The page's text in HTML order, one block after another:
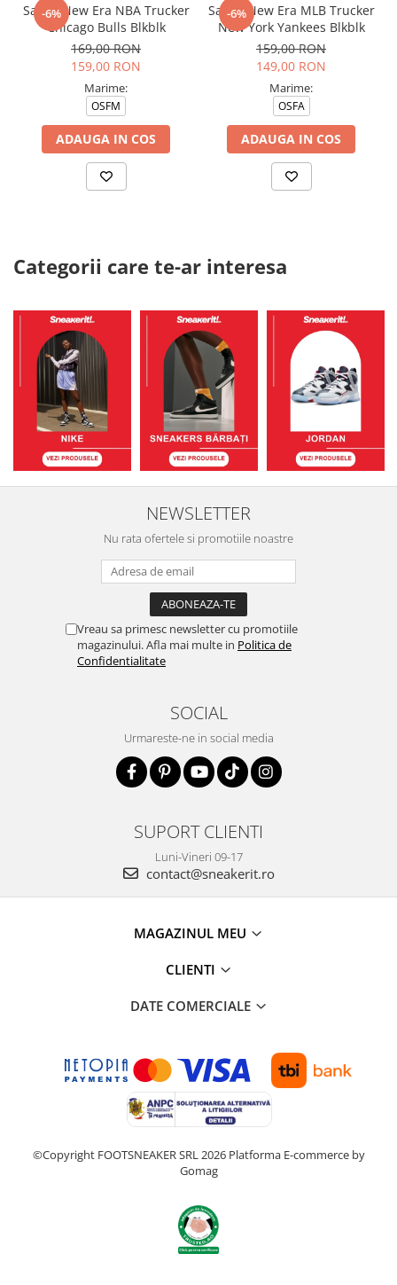
-6%
Sapca New Era NBA Trucker
Chicago Bulls Blkblk
169,00 RON
159,00 RON
Marime:
OSFM
ADAUGA IN COS
-6%
Sapca New Era MLB Trucker
New York Yankees Blkblk
159,00 RON
149,00 RON
Marime:
OSFA
ADAUGA IN COS
Categorii care te-ar interesa
NEWSLETTER
Nu rata ofertele si promotiile noastre
Vreau sa primesc newsletter cu promotiile
magazinului. Afla mai multe in Politica de
Confidentialitate
SOCIAL
Urmareste-ne in social media
SUPORT CLIENTI
Luni-Vineri 09-17
contact@sneakerit.ro
MAGAZINUL MEU
CLIENTI
DATE COMERCIALE
©Copyright FOOTSNEAKER SRL 2026 Platforma E-commerce by
Gomag